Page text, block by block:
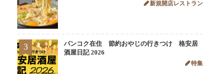
新規開店レストラン
3
バンコク在住 節約おやじの行きつけ 格安居
酒屋日記 2026
特集